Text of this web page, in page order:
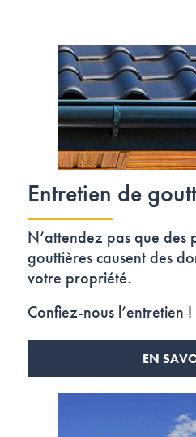
Entretien de
N’attendez pas que des
gouttières causent des
votre propriété.
Confiez-nous l’entretien !
EN